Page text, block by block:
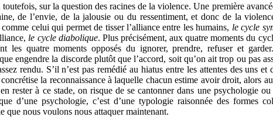
sur la question des racines de la violence. Une première
de l’envie, de la jalousie ou du ressentiment, et donc de la
celui qui permet de tisser l’alliance entre les humains, le cycle
le cycle diabolique. Plus précisément, aux quatre moments du
les quatre moments opposés du ignorer, prendre, refuser et
engendre la discorde plutôt que l’accord, soit qu’on ait trop ou pas
rendu. S’il n’est pas remédié au hiatus entre les attentes des uns
la reconnaissance à laquelle chacun estime avoir droit, alors
rester à ce stade, on risque de se cantonner dans une psychologie
d’une psychologie, c’est d’une typologie raisonnée des formes
que nous voulons nous attaquer maintenant.